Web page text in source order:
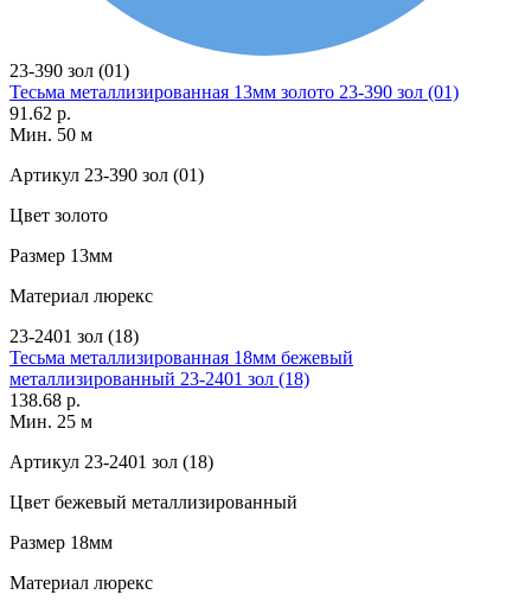
23-390 зол (01)
Тесьма металлизированная 13мм золото 23-390 зол (01)
91.62 р.
Мин. 50 м
Артикул 23-390 зол (01)
Цвет золото
Размер 13мм
Материал люрекс
23-2401 зол (18)
Тесьма металлизированная 18мм бежевый
металлизированный 23-2401 зол (18)
138.68 р.
Мин. 25 м
Артикул 23-2401 зол (18)
Цвет бежевый металлизированный
Размер 18мм
Материал люрекс